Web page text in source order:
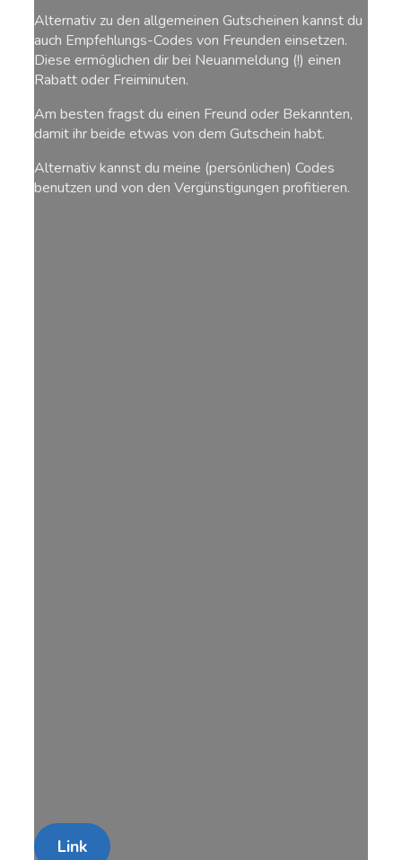
Alternativ zu den allgemeinen Gutscheinen kannst du
auch Empfehlungs-Codes von Freunden einsetzen.
Diese ermöglichen dir bei Neuanmeldung (!) einen
Rabatt oder Freiminuten.
Am besten fragst du einen Freund oder Bekannten,
damit ihr beide etwas von dem Gutschein habt.
Alternativ kannst du meine (persönlichen) Codes
benutzen und von den Vergünstigungen profitieren.
Link